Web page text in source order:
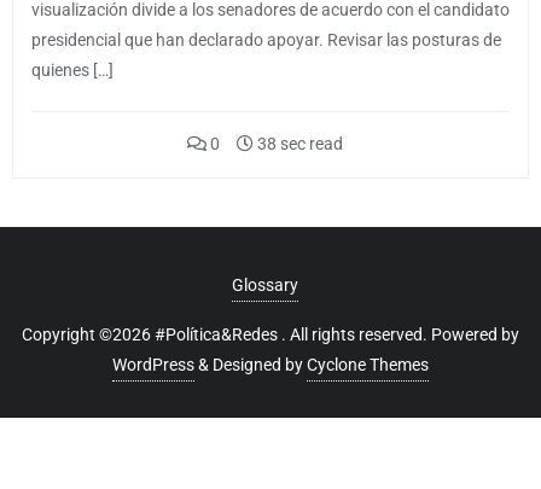
visualización divide a los senadores de acuerdo con el candidato
presidencial que han declarado apoyar. Revisar las posturas de
quienes […]
0 38 sec read
Glossary
Copyright ©2026 #Política&Redes . All rights reserved. Powered by
WordPress& Designed byCyclone Themes